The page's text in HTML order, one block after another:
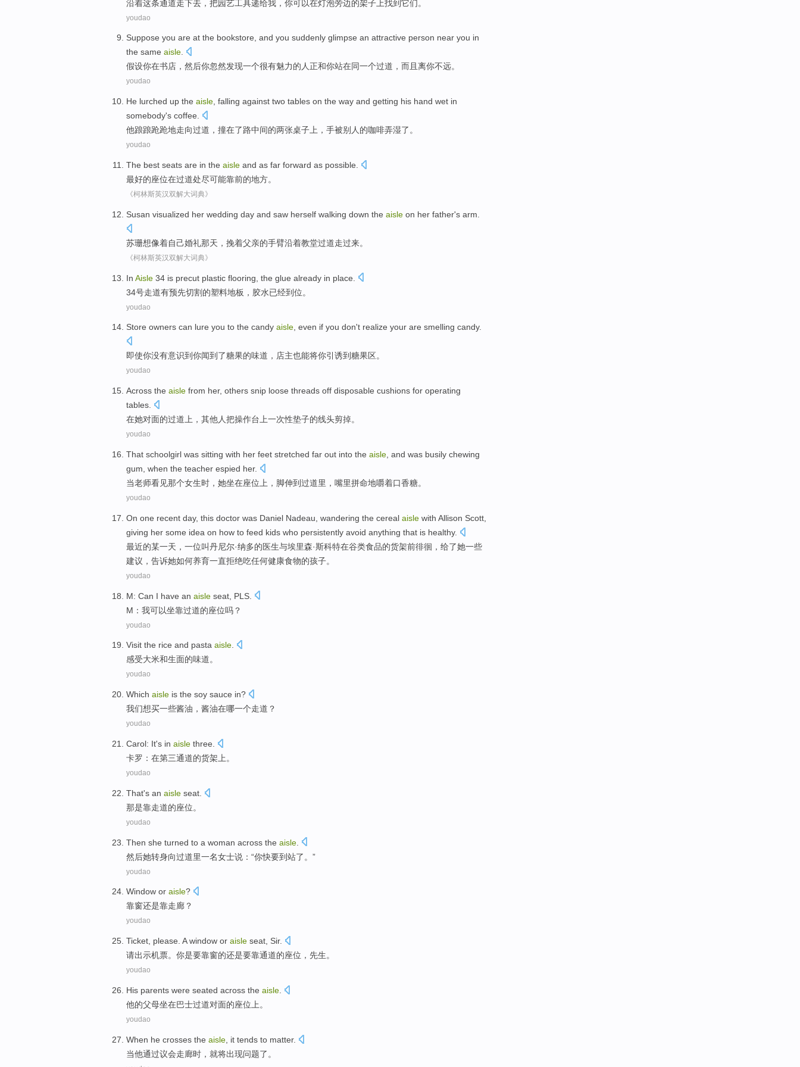
沿着这条通道走下去 ，把园艺工具递给我 ， 你可以在灯泡旁边的架子上找到 它们 。
youdao
Suppose you are at the bookstore, and you suddenly glimpse an attractive person near you in
the same aisle.
假设你在书店 ， 然后你忽然发现一个很有魅力的人正和你站在同一个过道 ，而且离你不远。
youdao
He lurched up the aisle falling against two tables on the way and getting his hand wet in
somebody's coffee
他踉踉跄跄地走向过道 ， 撞在了路中间的两张桌子 上， 手被别人 的咖啡弄湿了。
youdao
The best seats are in the aisle and as far forward as possible
最好的座位在过道处尽可能靠前的地方。
《柯林斯英汉双解大词典》
Susan visualized her wedding day and saw herself walking down the aisle on her father's arm
苏珊想像着自己婚礼那天 ，挽着父亲的手臂沿着教堂过道走过来。
《柯林斯英汉双解大词典》
In Aisle 34 is precut plastic flooring , the glue already in place
34号走道有预先切割的塑料地板 ， 胶水已经到位。
youdao
Store owners can lure you to the candy aisle, even if you don't realize your are smelling candy.
即使你没有意识到你闻到 了糖果的味道， 店主也能将你引诱到糖果区。
youdao
Across the aisle from her, others snip loose threads off disposable cushions for operating
tables.
在她对面的过道 上 ， 其他人把操作台上一次性垫子的线头剪掉。
youdao
That schoolgirl was sitting with her feet stretched far out into the aisle , and was busily chewing
gum when the teacher espied her.
当老师看见那个女生时 ， 她坐在座位 上， 脚伸到过道里，嘴里拼命地嚼着口香糖。
youdao
On one recent day, this doctor was Daniel Nadeau, wandering the cereal aisle with Allison Scott
giving her some idea on how to feed kids who persistently avoid anything that is healthy.
最近的某一天 ，一位叫丹尼尔·纳多的医生与埃里森·斯科特在谷类食品的货架前徘徊 ， 给了她一些
建议 ，告诉她如何养育一直拒绝吃任何健康食物的孩子。
youdao
M: Can I have an aisle seat , PLS.
M ： 我可以坐靠过道的座位吗？
youdao
Visit the rice and pasta aisle.
感受大米和生面的味道。
youdao
Which aisle is the soy sauce in?
我们想买一些酱油，酱油在哪一个走道？
youdao
Carol: It's in aisle three.
卡罗 ： 在第三通道的货架上。
youdao
That's an aisle seat
那是靠走道的座位。
youdao
Then she turned to a woman across the aisle
然后她转身向过道里一名女士说：“你快要到站了。”
youdao
Window or aisle?
靠窗还是靠走廊 ？
youdao
Ticket please A window or aisle seat Sir.
请出示机票。你是要靠窗的还是要靠通道的座位 ， 先生。
youdao
His parents were seated across the aisle
他的父母坐在巴士过道对面的座位上。
youdao
When he crosses the aisle it tends to matter.
当他通过议会走廊时 ， 就将出现问题了。